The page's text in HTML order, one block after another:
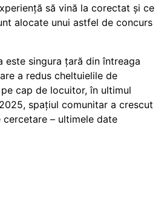
să vină la corectat și ce
alocate unui astfel de concurs
este singura țară din întreaga
a redus cheltuielile de
cap de locuitor, în ultimul
spațiul comunitar a crescut
– ultimele date